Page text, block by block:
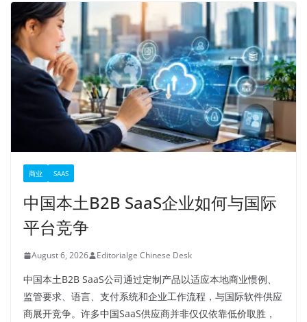
商业 SAAS
中国本土B2B SaaS企业如何与国际
平台竞争
August 6, 2026 Editorialge Chinese Desk
中国本土B2B SaaS公司通过定制产品以适应本地商业惯例、
监管要求、语言、支付系统和企业工作流程，与国际软件供应
商展开竞争。许多中国SaaS供应商并非仅仅依靠低价取胜，